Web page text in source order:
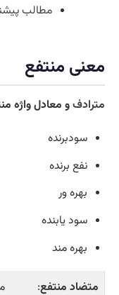
مطالب
معنی منتفع
مترادفو معادل واژه
سودبرنده
نفع برنده
بهره ور
سود یابنده
بهره مند
متضاد منتفع: